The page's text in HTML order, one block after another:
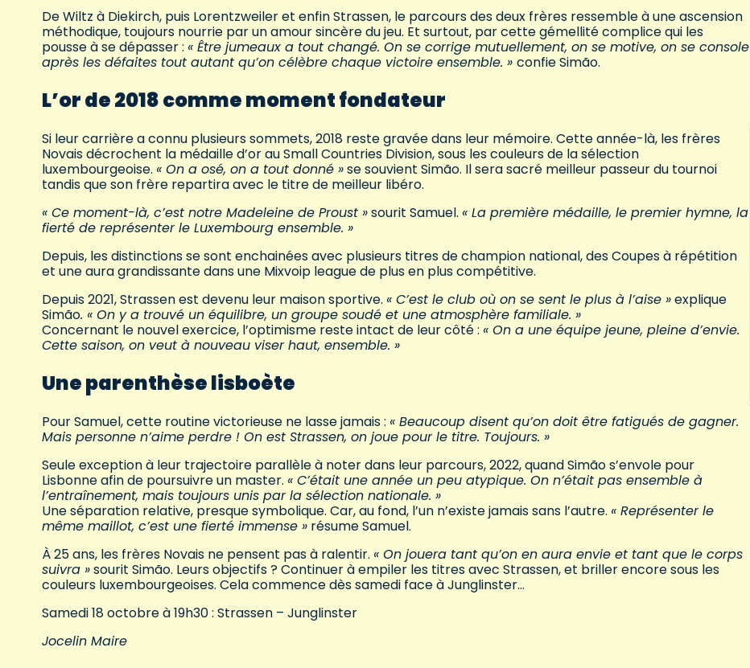
De Wiltz à Diekirch, puis Lorentzweiler et enfin Strassen, le parcours des deux frères ressemble à une ascension
méthodique, toujours nourrie par un amour sincère du jeu. Et surtout, par cette gémellité complice qui les
pousse à se dépasser : « Être jumeaux a tout changé. On se corrige mutuellement, on se motive, on se console
après les défaites tout autant qu’on célèbre chaque victoire ensemble. » confie Simão.
L’or de 2018 comme moment fondateur
Si leur carrière a connu plusieurs sommets, 2018 reste gravée dans leur mémoire. Cette année-là, les frères
Novais décrochent la médaille d’or au Small Countries Division, sous les couleurs de la sélection
luxembourgeoise. « On a osé, on a tout donné »se souvient Simão. Il sera sacré meilleur passeur du tournoi
tandis que son frère repartira avec le titre de meilleur libéro.
« Ce moment-là, c’est notre Madeleine de Proust »sourit Samuel. « La première médaille, le premier hymne, la
fierté de représenter le Luxembourg ensemble. »
Depuis, les distinctions se sont enchainées avec plusieurs titres de champion national, des Coupes à répétition
et une aura grandissante dans une Mixvoip league de plus en plus compétitive.
Depuis 2021, Strassen est devenu leur maison sportive. « C’est le club où on se sent le plus à l’aise »explique
Simão. « On y a trouvé un équilibre, un groupe soudé et une atmosphère familiale. »
Concernant le nouvel exercice, l’optimisme reste intact de leur côté : « On a une équipe jeune, pleine d’envie.
Cette saison, on veut à nouveau viser haut, ensemble. »
Une parenthèse lisboète
Pour Samuel, cette routine victorieuse ne lasse jamais : « Beaucoup disent qu’on doit être fatigués de gagner.
Mais personne n’aime perdre ! On est Strassen, on joue pour le titre. Toujours. »
Seule exception à leur trajectoire parallèle à noter dans leur parcours, 2022, quand Simão s’envole pour
Lisbonne afin de poursuivre un master. « C’était une année un peu atypique. On n’était pas ensemble à
l’entraînement, mais toujours unis par la sélection nationale. »
Une séparation relative, presque symbolique. Car, au fond, l’un n’existe jamais sans l’autre. « Représenter le
même maillot, c’est une fierté immense » résume Samuel.
À 25 ans, les frères Novais ne pensent pas à ralentir. « On jouera tant qu’on en aura envie et tant que le corps
suivra »sourit Simão. Leurs objectifs ? Continuer à empiler les titres avec Strassen, et briller encore sous les
couleurs luxembourgeoises. Cela commence dès samedi face à Junglinster…
Samedi 18 octobre à 19h30 : Strassen – Junglinster
Jocelin Maire